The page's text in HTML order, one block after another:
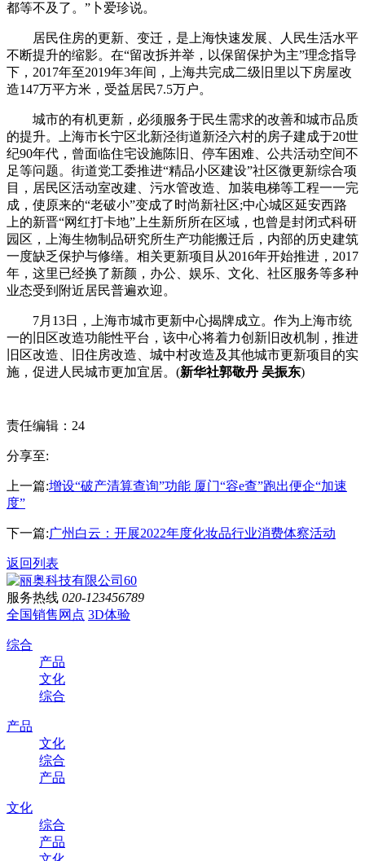
都等不及了。”卜爱珍说。
居民住房的更新、变迁，是上海快速发展、人民生活水平
不断提升的缩影。在“留改拆并举，以保留保护为主”理念指导
下，2017年至2019年3年间，上海共完成二级旧里以下房屋改
造147万平方米，受益居民7.5万户。
城市的有机更新，必须服务于民生需求的改善和城市品质
的提升。上海市长宁区北新泾街道新泾六村的房子建成于20世
纪90年代，曾面临住宅设施陈旧、停车困难、公共活动空间不
足等问题。街道党工委推进“精品小区建设”社区微更新综合项
目，居民区活动室改建、污水管改造、加装电梯等工程一一完
成，使原来的“老破小”变成了时尚新社区;中心城区延安西路
上的新晋“网红打卡地”上生新所所在区域，也曾是封闭式科研
园区，上海生物制品研究所生产功能搬迁后，内部的历史建筑
一度缺乏保护与修缮。相关更新项目从2016年开始推进，2017
年，这里已经换了新颜，办公、娱乐、文化、社区服务等多种
业态受到附近居民普遍欢迎。
7月13日，上海市城市更新中心揭牌成立。作为上海市统
一的旧区改造功能性平台，该中心将着力创新旧改机制，推进
旧区改造、旧住房改造、城中村改造及其他城市更新项目的实
施，促进人民城市更加宜居。(新华社郭敬丹 吴振东)
责任编辑：24
分享至:
上一篇:增设“破产清算查询”功能 厦门“容e查”跑出便企“加速
度”
下一篇:广州白云：开展2022年度化妆品行业消费体察活动
返回列表
服务热线 020-123456789
全国销售网点 3D体验
综合
产品
文化
综合
产品
文化
综合
产品
文化
综合
产品